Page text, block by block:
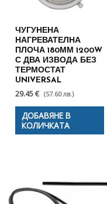
ЧУГУНЕНА
НАГРЕВАТЕЛНА
ПЛОЧА 180ММ 1200W
С ДВА ИЗВОДА БЕЗ
ТЕРМОСТАТ
UNIVERSAL
29.45 € (57.60 лв.)
ДОБАВЯНЕ В
КОЛИЧКАТА